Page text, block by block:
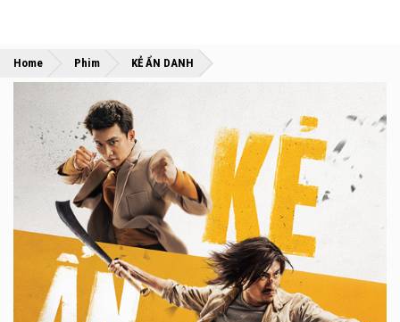
Home »
Phim »
KẺ ẨN DANH